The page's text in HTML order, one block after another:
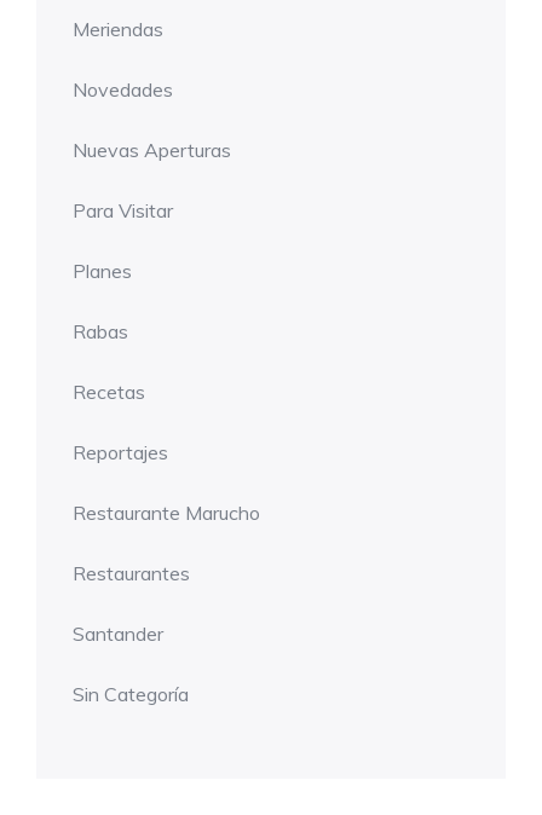
Meriendas
Novedades
Nuevas Aperturas
Para Visitar
Planes
Rabas
Recetas
Reportajes
Restaurante Marucho
Restaurantes
Santander
Sin Categoría